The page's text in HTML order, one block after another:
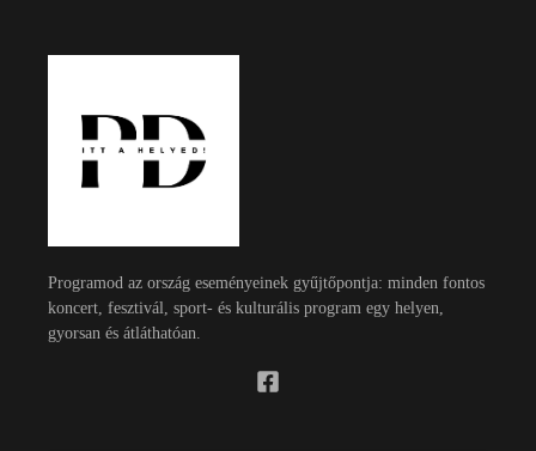
Programod az ország eseményeinek gyűjtőpontja: minden fontos
koncert, fesztivál, sport- és kulturális program egy helyen,
gyorsan és átláthatóan.